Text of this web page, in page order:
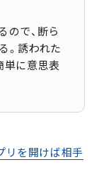
ので、断ら
。誘われた
単に意思表
リを開けば相手